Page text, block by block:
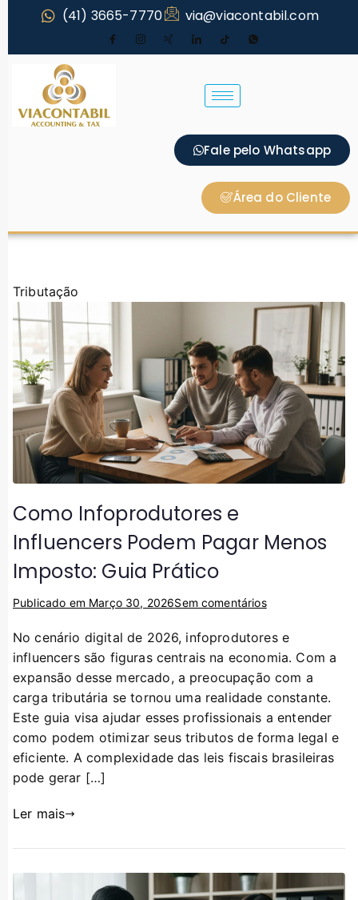
(41) 3665-7770 via@viacontabil.com
Fale pelo Whatsapp
Área do Cliente
Tributação
Como Infoprodutores e
Influencers Podem Pagar Menos
Imposto: Guia Prático
Publicado em Março 30, 2026Sem comentários
No cenário digital de 2026, infoprodutores e
influencers são figuras centrais na economia. Com a
expansão desse mercado, a preocupação com a
carga tributária se tornou uma realidade constante.
Este guia visa ajudar esses profissionais a entender
como podem otimizar seus tributos de forma legal e
eficiente. A complexidade das leis fiscais brasileiras
pode gerar […]
Ler mais